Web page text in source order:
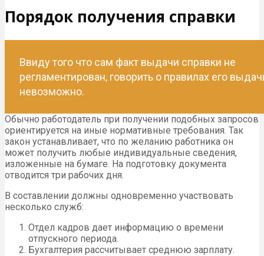
Порядок получения справки
Ввиду того что сам факт выдачи справки не
регламентирован, говорить о правилах его
невозможно.
Обычно работодатель при получении подобных запросов
ориентируется на иные нормативные требования. Так
закон устанавливает, что по желанию работника он
может получить любые индивидуальные сведения,
изложенные на бумаге. На подготовку документа
отводится три рабочих дня.
В составлении должны одновременно участвовать
несколько служб:
Отдел кадров дает информацию о времени
отпускного периода.
Бухгалтерия рассчитывает среднюю зарплату.